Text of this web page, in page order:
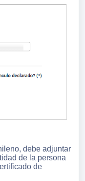
debe adjuntar
de la persona
de